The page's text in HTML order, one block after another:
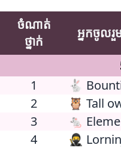
ចំណាត់
ថ្នាក់
អ្នកចូលរួ
1
🐇
2
🦉 Tall
3
🐁
4
🥷